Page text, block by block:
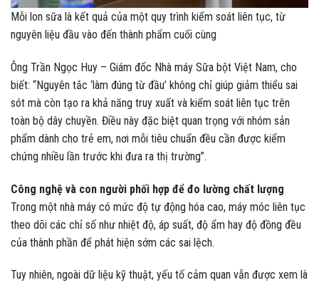
Mỗi lon sữa là kết quả của một quy trình kiểm soát liên tục, từ
nguyên liệu đầu vào đến thành phẩm cuối cùng
Ông Trần Ngọc Huy – Giám đốc Nhà máy Sữa bột Việt Nam, cho
biết: “Nguyên tắc ‘làm đúng từ đầu’ không chỉ giúp giảm thiểu sai
sót mà còn tạo ra khả năng truy xuất và kiểm soát liên tục trên
toàn bộ dây chuyền. Điều này đặc biệt quan trọng với nhóm sản
phẩm dành cho trẻ em, nơi mỗi tiêu chuẩn đều cần được kiểm
chứng nhiều lần trước khi đưa ra thị trường”.
Công nghệ và con người phối hợp để đo lường chất lượng
Trong một nhà máy có mức độ tự động hóa cao, máy móc liên tục
theo dõi các chỉ số như nhiệt độ, áp suất, độ ẩm hay độ đồng đều
của thành phần để phát hiện sớm các sai lệch.
Tuy nhiên, ngoài dữ liệu kỹ thuật, yếu tố cảm quan vẫn được xem là